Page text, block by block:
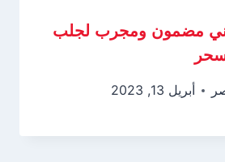
مضمون ومجرب لجلب
أبريل 13, 2023